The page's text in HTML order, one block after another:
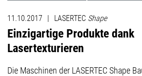
11.10.2017 | LASERTEC Shape
Einzigartige Produkte dank
Lasertexturieren
Die Maschinen der LASERTEC Shape